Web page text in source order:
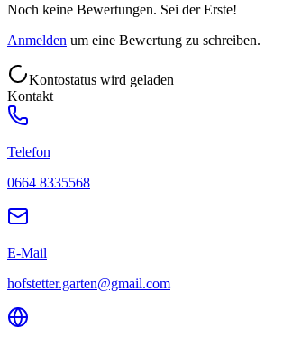
Noch keine Bewertungen. Sei der Erste!
Anmelden um eine Bewertung zu schreiben.
Kontostatus wird geladen
Kontakt
Telefon
0664 8335568
E-Mail
hofstetter.garten@gmail.com